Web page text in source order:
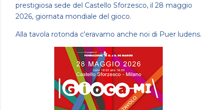
prestigiosa sede del Castello Sforzesco, il 28 maggio
2026, giornata mondiale del gioco.
Alla tavola rotonda c'eravamo anche noi di Puer ludens.